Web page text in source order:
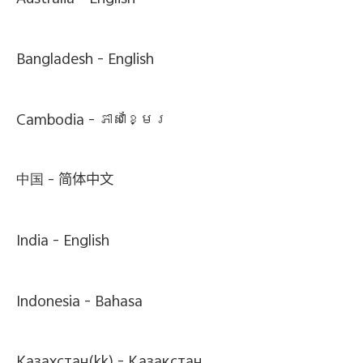
Bangladesh - English
Cambodia - ភាសាខ្មែរ
中国 - 简体中文
India - English
Indonesia - Bahasa